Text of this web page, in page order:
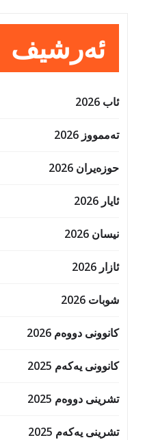
ئەرشیف
ئاب 2026
تەممووز 2026
حوزه‌یران 2026
ئایار 2026
نیسان 2026
ئازار 2026
شوبات 2026
کانوونی دووەم 2026
کانوونی یەکەم 2025
تشرینی دووەم 2025
تشرینی یەکەم 2025